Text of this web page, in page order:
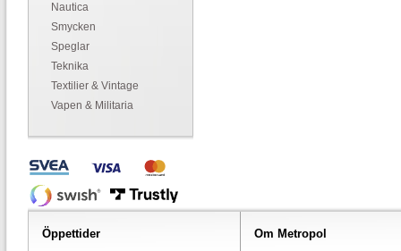
Nautica
Smycken
Speglar
Teknika
Textilier & Vintage
Vapen & Militaria
Öppettider Om Metropol